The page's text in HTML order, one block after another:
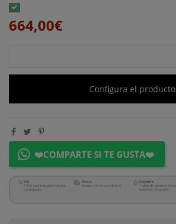
664,00€
Configura el producto
❤️COMPARTE SI TE GUSTA❤️